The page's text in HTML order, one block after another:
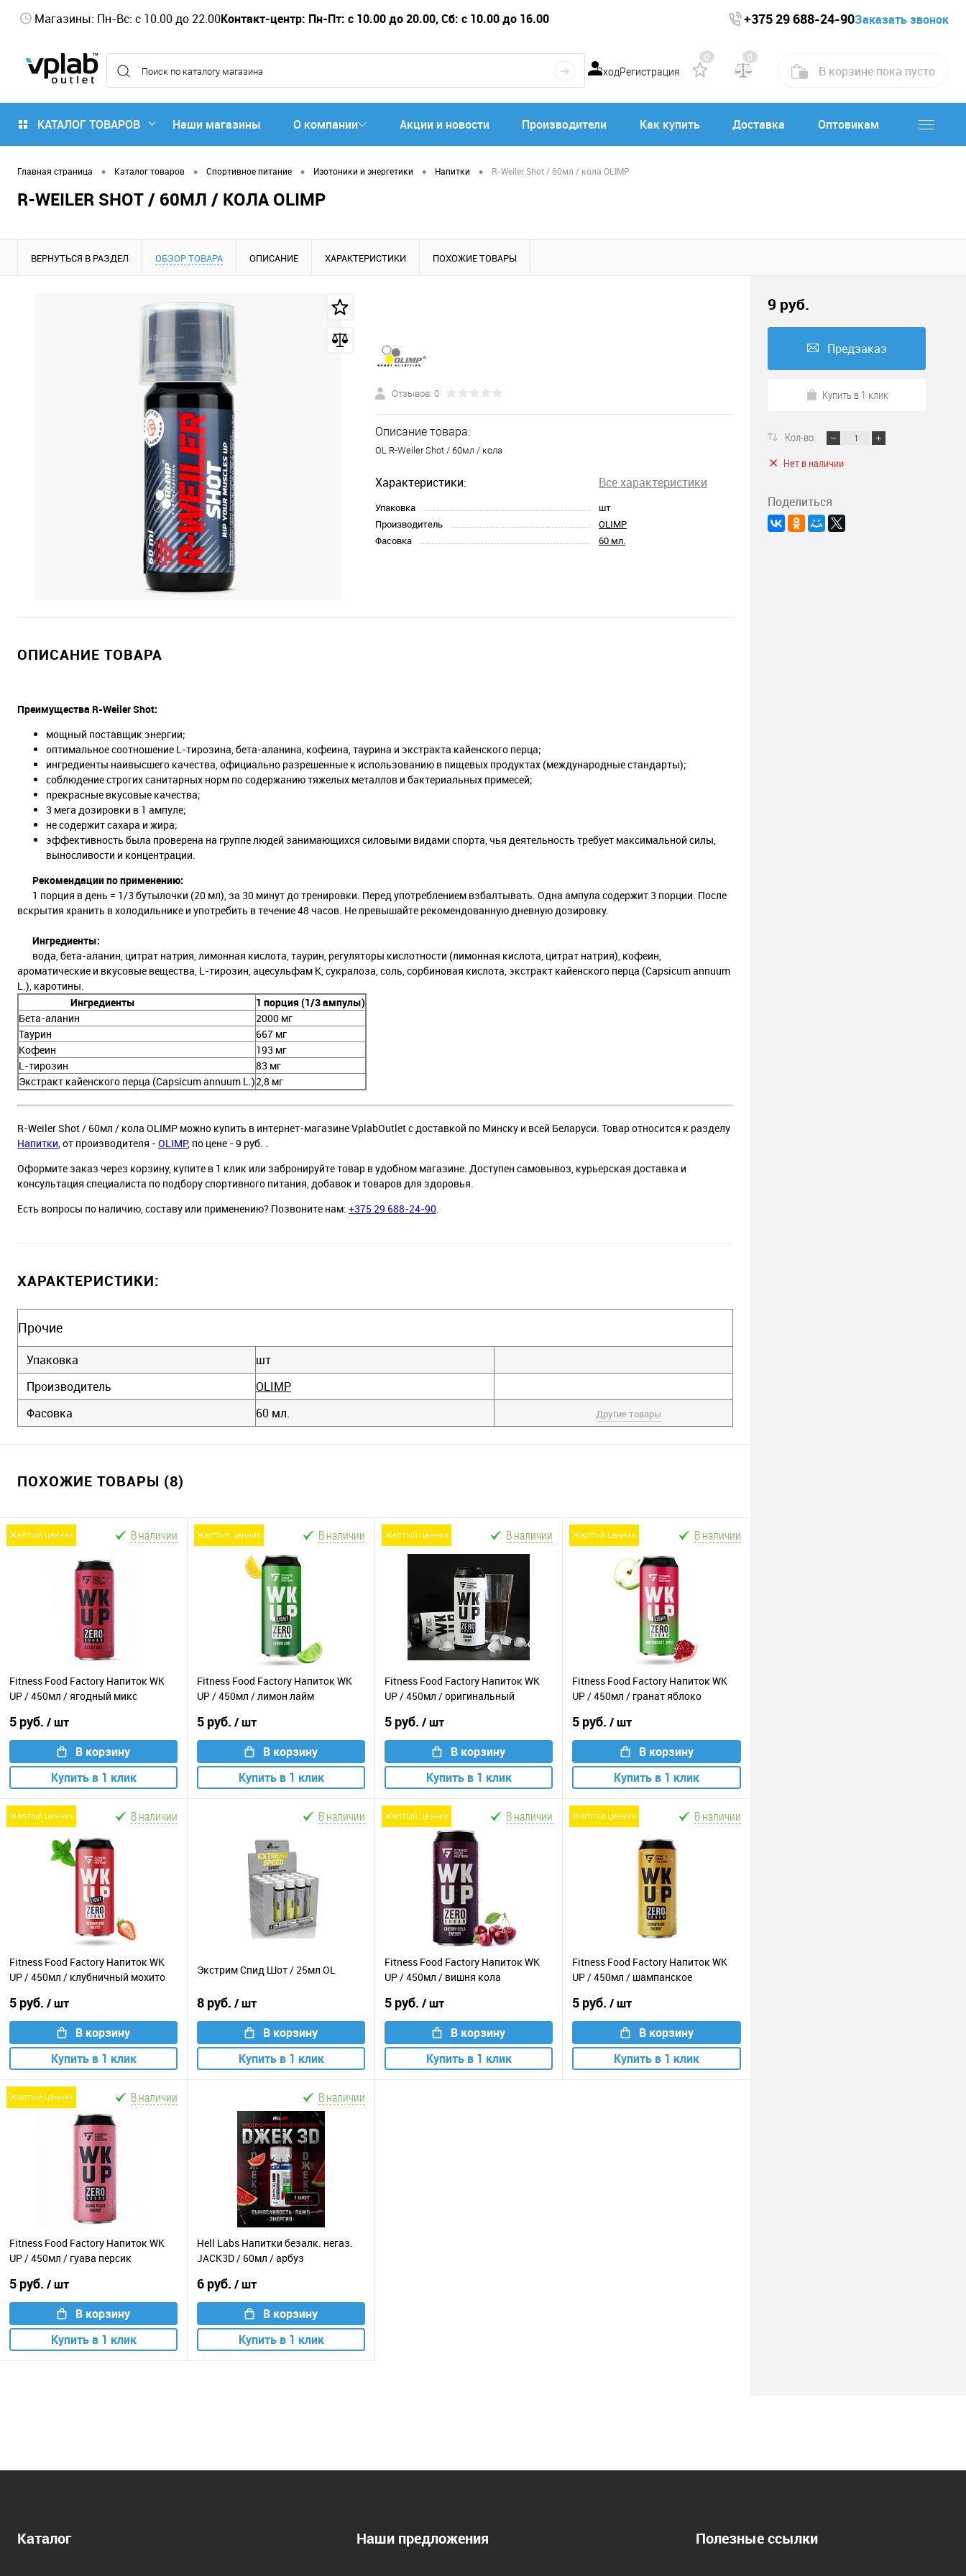
Магазины: Пн-Вс: с 10.00 до 22.00Контакт-центр: Пн-Пт: с 10.00 до 20.00, Сб: с 10.00 до 16.00 +375 29 688-24-90Заказать звонок
ВходРегистрация
0 0
В корзине пока пусто
КАТАЛОГ ТОВАРОВ Наши магазины О компании Акции и новости Производители Как купить Доставка Оптовикам
Главная страница • Каталог товаров • Спортивное питание • Изотоники и энергетики • Напитки • R-Weiler Shot / 60мл / кола OLIMP
R-WEILER SHOT / 60МЛ / КОЛА OLIMP
ВЕРНУТЬСЯ В РАЗДЕЛ ОБЗОР ТОВАРА ОПИСАНИЕ ХАРАКТЕРИСТИКИ ПОХОЖИЕ ТОВАРЫ
Отзывов: 0
Описание товара:
OL R-Weiler Shot / 60мл / кола
Характеристики: Все характеристики
Упаковка
шт
Производитель
OLIMP
Фасовка
60 мл.
ОПИСАНИЕ ТОВАРА
Преимущества R-Weiler Shot:
мощный поставщик энергии;
оптимальное соотношение L-тирозина, бета-аланина, кофеина, таурина и экстракта кайенского перца;
ингредиенты наивысшего качества, официально разрешенные к использованию в пищевых продуктах (международные стандарты);
соблюдение строгих санитарных норм по содержанию тяжелых металлов и бактериальных примесей;
прекрасные вкусовые качества;
3 мега дозировки в 1 ампуле;
не содержит сахара и жира;
эффективность была проверена на группе людей занимающихся силовыми видами спорта, чья деятельность требует максимальной силы,
выносливости и концентрации.
Рекомендации по применению:
1 порция в день = 1/3 бутылочки (20 мл), за 30 минут до тренировки. Перед употреблением взбалтывать. Одна ампула содержит 3 порции. После
вскрытия хранить в холодильнике и употребить в течение 48 часов. Не превышайте рекомендованную дневную дозировку.
Ингредиенты:
вода, бета-аланин, цитрат натрия, лимонная кислота, таурин, регуляторы кислотности (лимонная кислота, цитрат натрия), кофеин,
ароматические и вкусовые вещества, L-тирозин, ацесульфам К, сукралоза, соль, сорбиновая кислота, экстракт кайенского перца (Capsicum annuum
L.), каротины.
Ингредиенты
1 порция (1/3 ампулы)
Бета-аланин
2000 мг
Таурин
667 мг
Кофеин
193 мг
L-тирозин
83 мг
Экстракт кайенского перца (Capsicum annuum L.)2,8 мг
R-Weiler Shot / 60мл / кола OLIMP можно купить в интернет-магазине VplabOutlet с доставкой по Минску и всей Беларуси. Товар относится к разделу
Напитки, от производителя -OLIMP, по цене - 9 руб. .
Оформите заказ через корзину, купите в 1 клик или забронируйте товар в удобном магазине. Доступен самовывоз, курьерская доставка и
консультация специалиста по подбору спортивного питания, добавок и товаров для здоровья.
Есть вопросы по наличию, составу или применению? Позвоните нам: +375 29 688-24-90.
ХАРАКТЕРИСТИКИ:
Прочие
Упаковка
шт
Производитель
OLIMP
Фасовка
60 мл. Другие товары
ПОХОЖИЕ ТОВАРЫ (8)
желтый ценник В наличии
Fitness Food Factory Напиток WK
UP / 450мл / ягодный микс
5 руб. / шт
В корзину
Купить в 1 клик
желтый ценник В наличии
Fitness Food Factory Напиток WK
UP / 450мл / лимон лайм
5 руб. / шт
В корзину
Купить в 1 клик
желтый ценник В наличии
Fitness Food Factory Напиток WK
UP / 450мл / оригинальный
5 руб. / шт
В корзину
Купить в 1 клик
желтый ценник В наличии
Fitness Food Factory Напиток WK
UP / 450мл / гранат яблоко
5 руб. / шт
В корзину
Купить в 1 клик
желтый ценник В наличии
Fitness Food Factory Напиток WK
UP / 450мл / клубничный мохито
5 руб. / шт
В корзину
Купить в 1 клик
В наличии
Экстрим Спид Шот / 25мл OL
8 руб. / шт
В корзину
Купить в 1 клик
желтый ценник В наличии
Fitness Food Factory Напиток WK
UP / 450мл / вишня кола
5 руб. / шт
В корзину
Купить в 1 клик
желтый ценник В наличии
Fitness Food Factory Напиток WK
UP / 450мл / шампанское
5 руб. / шт
В корзину
Купить в 1 клик
желтый ценник В наличии
Fitness Food Factory Напиток WK
UP / 450мл / гуава персик
5 руб. / шт
В корзину
Купить в 1 клик
В наличии
Hell Labs Напитки безалк. негаз.
JACK3D / 60мл / арбуз
6 руб. / шт
В корзину
Купить в 1 клик
9 руб.
Предзаказ
Купить в 1 клик
Кол-во:
Нет в наличии
Поделиться
Каталог Наши предложения Полезные ссылки